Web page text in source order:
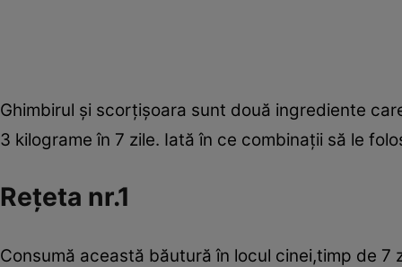
Ghimbirul şi scorţişoara sunt două ingrediente
3 kilograme în 7 zile. Iată în ce combinaţii să le
Reţeta nr.1
Consumă această băutură în locul cinei,timp de